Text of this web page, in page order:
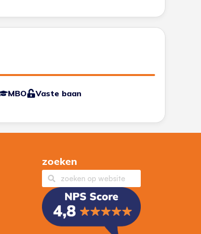
MBO Vaste baan
zoeken